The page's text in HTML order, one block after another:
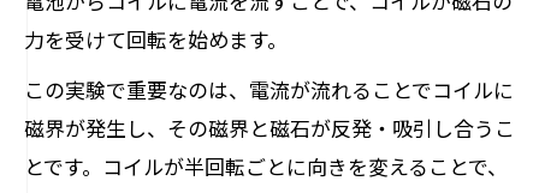
力を受けて回転を始めます。
この実験で重要なのは、電流が流れることでコイルに
磁界が発生し、その磁界と磁石が反発・吸引し合うこ
とです。コイルが半回転ごとに向きを変えることで、